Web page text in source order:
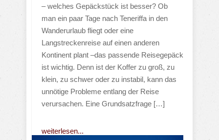
– welches Gepäckstück ist besser? Ob
man ein paar Tage nach Teneriffa in den
Wanderurlaub fliegt oder eine
Langstreckenreise auf einen anderen
Kontinent plant –das passende Reisegepäck
ist wichtig. Denn ist der Koffer zu groß, zu
klein, zu schwer oder zu instabil, kann das
unnötige Probleme entlang der Reise
verursachen. Eine Grundsatzfrage […]
weiterlesen...